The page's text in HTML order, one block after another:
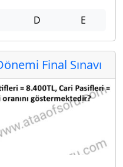
D E
Final Sınavı